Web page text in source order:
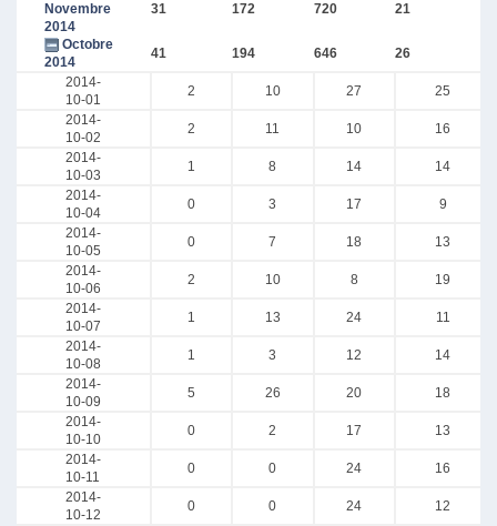
Novembre
2014
31 172 720 21
Octobre
2014
41 194 646 26
2014-
10-01
2 10 27
25
2014-
10-02
2 11 10
16
2014-
10-03
1 8 14
14
2014-
10-04
0 3 17
9
2014-
10-05
0 7 18
13
2014-
10-06
2 10 8
19
2014-
10-07
1 13 24
11
2014-
10-08
1 3 12
14
2014-
10-09
5 26 20
18
2014-
10-10
0 2 17
13
2014-
10-11
0 0 24
16
2014-
10-12
0 0 24
12